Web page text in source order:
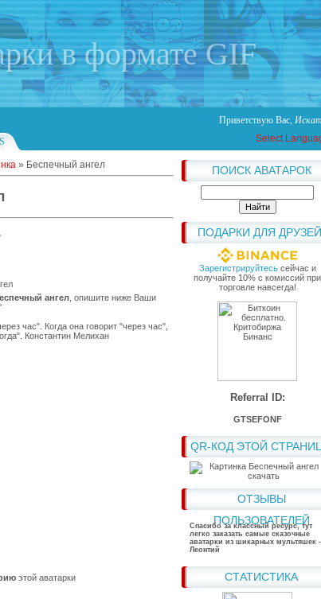
в формате GIF
Приветствую Вас,
Select
ПОИСК АВАТАРОК
ПОДАРКИ ДЛЯ
Зарегистрируйтесьсейчас и
получайте 10% с комиссий при
торговле навсегда!
Referral ID:
GTSEFONF
QR-КОД ЭТОЙ
ОТЗЫВЫ
ПОЛЬЗОВАТЕЛЕЙ
Спасибо за классный ресурс, тут
легко заказать самые сказочные
аватарки из шикарных мультяшек -
Леонтий
СТАТИСТИКА
» Беспечный ангел
ангел , опишите ниже Ваши
час". Когда она говорит "через час",
Константин Мелихан
этой аватарки